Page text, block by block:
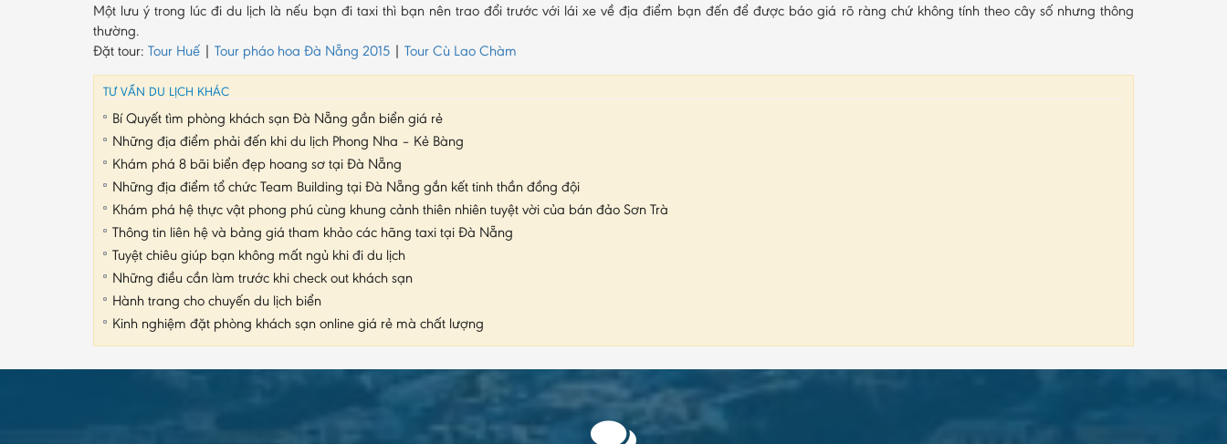
Một lưu ý trong lúc đi du lịch là nếu bạn đi taxi thì bạn nên trao đổi trước với lái xe về địa điểm bạn đến để được báo giá rõ ràng chứ không tính theo cây số nhưng thông
thường.
Đặt tour: Tour Huế | Tour pháo hoa Đà Nẵng 2015 | Tour Cù Lao Chàm
TƯ VẤN DU LỊCH KHÁC
Bí Quyết tìm phòng khách sạn Đà Nẵng gần biển giá rẻ
Những địa điểm phải đến khi du lịch Phong Nha – Kẻ Bàng
Khám phá 8 bãi biển đẹp hoang sơ tại Đà Nẵng
Những địa điểm tổ chức Team Building tại Đà Nẵng gắn kết tinh thần đồng đội
Khám phá hệ thực vật phong phú cùng khung cảnh thiên nhiên tuyệt vời của bán đảo Sơn Trà
Thông tin liên hệ và bảng giá tham khảo các hãng taxi tại Đà Nẵng
Tuyệt chiêu giúp bạn không mất ngủ khi đi du lịch
Những điều cần làm trước khi check out khách sạn
Hành trang cho chuyến du lịch biển
Kinh nghiệm đặt phòng khách sạn online giá rẻ mà chất lượng